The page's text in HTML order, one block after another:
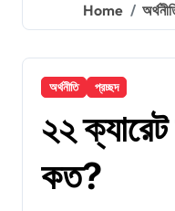
Home
অর্থনীতি প্রচ্ছদ
২২ ক্যারেট
কত?